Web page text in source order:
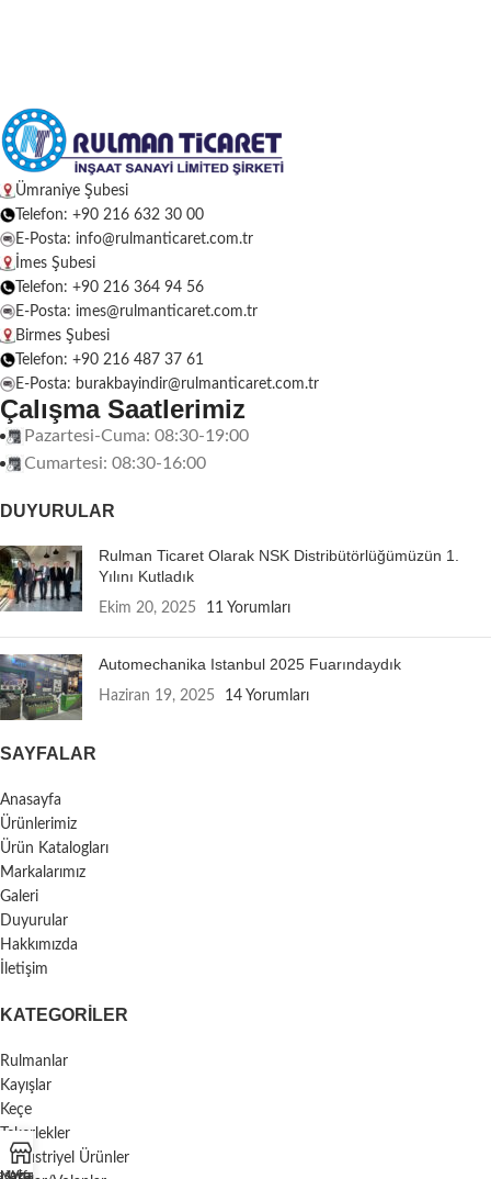
Ümraniye Şubesi
Telefon: +90 216 632 30 00
E-Posta: info@rulmanticaret.com.tr
İmes Şubesi
Telefon: +90 216 364 94 56
E-Posta: imes@rulmanticaret.com.tr
Birmes Şubesi
Telefon: +90 216 487 37 61
E-Posta: burakbayindir@rulmanticaret.com.tr
Çalışma Saatlerimiz
Pazartesi-Cuma: 08:30-19:00
Cumartesi: 08:30-16:00
DUYURULAR
Rulman Ticaret Olarak NSK Distribütörlüğümüzün 1.
Yılını Kutladık
Ekim 20, 2025 11 Yorumları
Automechanika Istanbul 2025 Fuarındaydık
Haziran 19, 2025 14 Yorumları
SAYFALAR
Anasayfa
Ürünlerimiz
Ürün Katalogları
Markalarımız
Galeri
Duyurular
Hakkımızda
İletişim
KATEGORILER
Rulmanlar
Kayışlar
Keçe
Tekerlekler
Endüstriyel Ürünler
Mağaza
Whatsapp